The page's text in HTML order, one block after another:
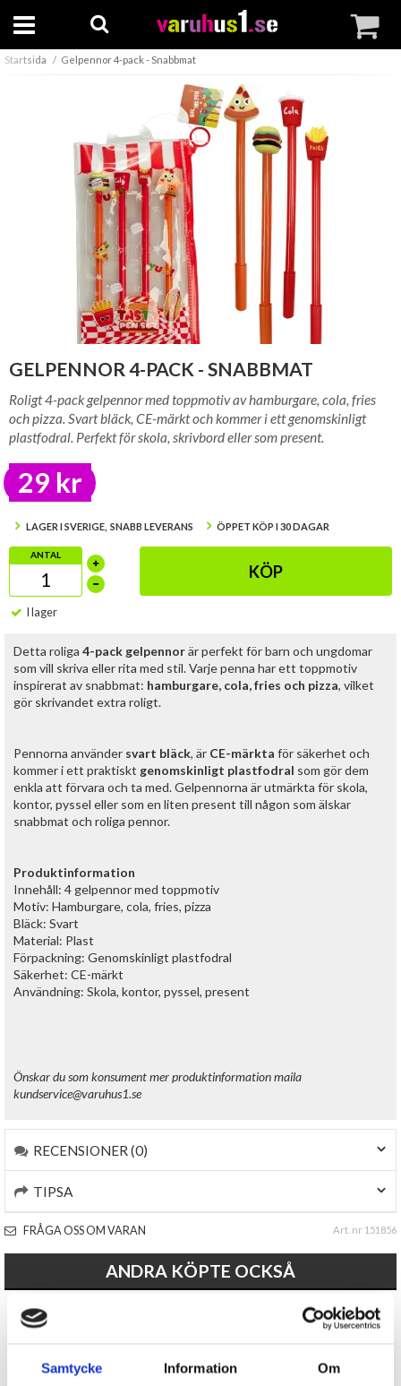
Samtycke Information Om
Startsida Gelpennor 4-pack - Snabbmat
GELPENNOR 4-PACK - SNABBMAT
Roligt 4-pack gelpennor med toppmotiv av hamburgare, cola, fries
och pizza. Svart bläck, CE-märkt och kommer i ett genomskinligt
plastfodral. Perfekt för skola, skrivbord eller som present.
29 kr
LAGER I SVERIGE, SNABB LEVERANS ÖPPET KÖP I 30 DAGAR
ANTAL
KÖP
I lager
Detta roliga 4-pack gelpennorär perfekt för barn och ungdomar
som vill skriva eller rita med stil. Varje penna har ett toppmotiv
inspirerat av snabbmat: hamburgare, cola, fries och pizza, vilket
gör skrivandet extra roligt.
Pennorna använder svart bläck, är CE-märkta för säkerhet och
kommer i ett praktiskt genomskinligt plastfodral som gör dem
enkla att förvara och ta med. Gelpennorna är utmärkta för skola,
kontor, pyssel eller som en liten present till någon som älskar
snabbmat och roliga pennor.
Produktinformation
Innehåll: 4 gelpennor med toppmotiv
Motiv: Hamburgare, cola, fries, pizza
Bläck: Svart
Material: Plast
Förpackning: Genomskinligt plastfodral
Säkerhet: CE-märkt
Användning: Skola, kontor, pyssel, present
Önskar du som konsument mer produktinformation maila
kundservice@varuhus1.se
RECENSIONER (0)
TIPSA
FRÅGA OSS OM VARAN Art. nr 151856
ANDRA KÖPTE OCKSÅ